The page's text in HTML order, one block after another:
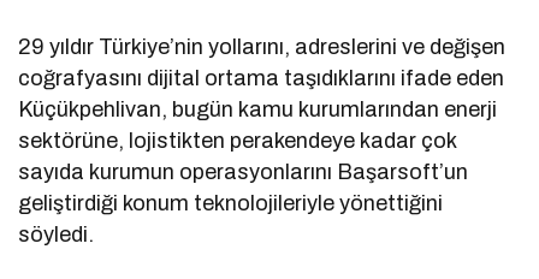
29 yıldır Türkiye’nin yollarını, adreslerini ve değişen
coğrafyasını dijital ortama taşıdıklarını ifade eden
Küçükpehlivan, bugün kamu kurumlarından enerji
sektörüne, lojistikten perakendeye kadar çok
sayıda kurumun operasyonlarını Başarsoft’un
geliştirdiği konum teknolojileriyle yönettiğini
söyledi.